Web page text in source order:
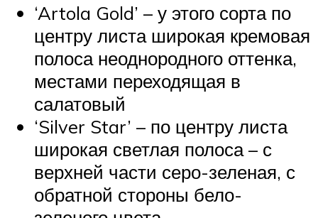
‘Artola Gold’ – у этого сорта по
центру листа широкая кремовая
полоса неоднородного оттенка,
местами переходящая в
салатовый
‘Silver Star’ – по центру листа
широкая светлая полоса – с
верхней части серо-зеленая, с
обратной стороны бело-